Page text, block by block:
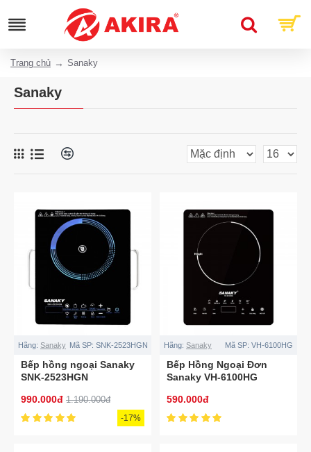
Trang chủ Sanaky
Sanaky
Hãng: Sanaky Mã SP: SNK-2523HGN
Bếp hồng ngoại Sanaky
SNK-2523HGN
990.000đ 1.190.000đ
-17%
Hãng: Sanaky Mã SP: VH-6100HG
Bếp Hồng Ngoại Đơn
Sanaky VH-6100HG
590.000đ